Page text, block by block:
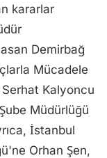
kararlar
Demirbağ
Mücadele
Serhat Kalyoncu
Müdürlüğü
İstanbul
Orhan Şen,